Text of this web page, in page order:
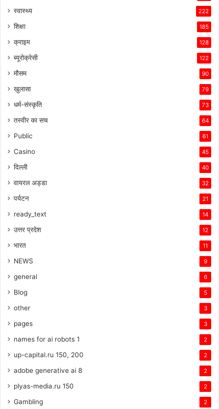
स्वास्थ्य 222
शिक्षा 185
क्राइम 128
ब्यूरोक्रेसी 122
मौसम 90
खुलासा 79
धर्म-संस्कृति 73
तस्वीर का सच 64
Public 61
Casino 45
दिल्ली 40
वायरल अड्डा 32
पर्यटन 21
ready_text 14
उत्तर प्रदेश 12
भारत 11
NEWS 9
general 6
Blog 5
other 3
pages 3
names for ai robots 1 2
up-capital.ru 150, 200 2
adobe generative ai 8 2
plyas-media.ru 150 2
Gambling 2